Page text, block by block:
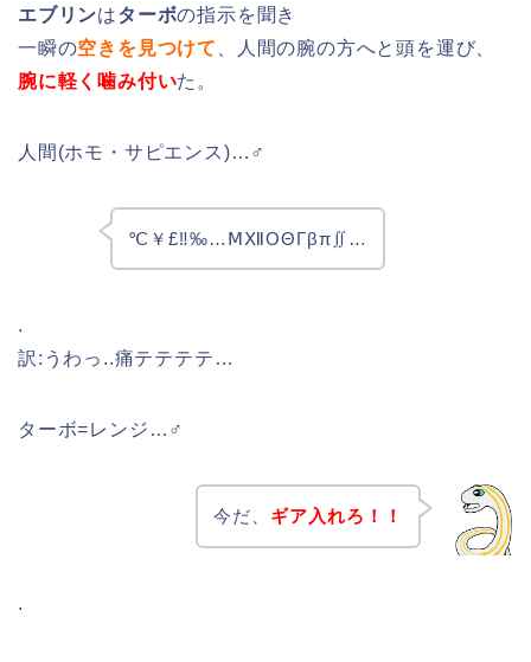
エブリンはターボの指示を聞き
一瞬の空きを見つけて
、人間の腕の方へと頭を運び、
腕に軽く噛み付いた。
人間(ホモ・サピエンス)…♂
℃￥£‼‰…ⅯⅫΟΘΓβπ∬…
.
訳:うわっ..痛テテテテ…
ターボ=レンジ…♂
今だ、 ギア入れろ！！
.